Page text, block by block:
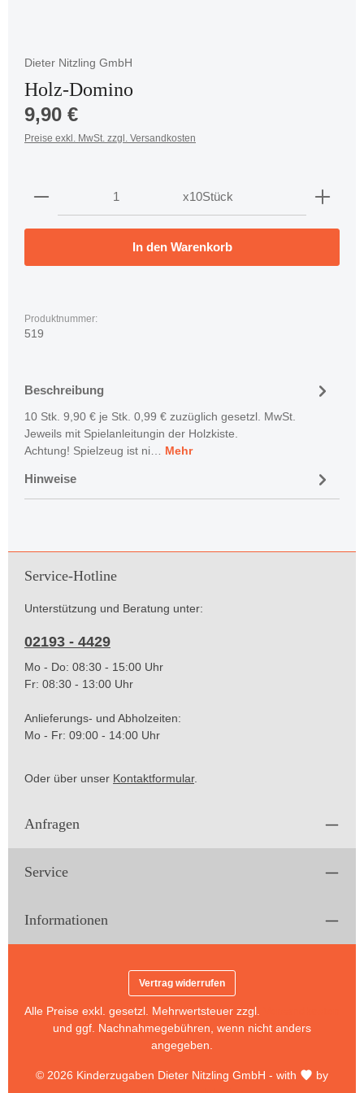
Dieter Nitzling GmbH
Holz-Domino
Regulärer Preis:
9,90 €
Preise exkl. MwSt. zzgl. Versandkosten
Produkt Anzahl: Gib den gewünschten Wert ein
x10Stück
In den Warenkorb
Produktnummer:
519
Beschreibung
10 Stk. 9,90 € je Stk. 0,99 € zuzüglich gesetzl. MwSt.
Jeweils mit Spielanleitungin der Holzkiste.
Achtung! Spielzeug ist ni… Mehr
Hinweise
Service-Hotline
Unterstützung und Beratung unter:
02193 - 4429
Mo - Do: 08:30 - 15:00 Uhr
Fr: 08:30 - 13:00 Uhr
Anlieferungs- und Abholzeiten:
Mo - Fr: 09:00 - 14:00 Uhr
Oder über unser Kontaktformular.
Anfragen
Service
Informationen
Vertrag widerrufen
© 2026 Kinderzugaben Dieter Nitzling GmbH - with
by
Alle Preise exkl. gesetzl. Mehrwertsteuer zzgl.
und ggf. Nachnahmegebühren, wenn nicht anders
angegeben.